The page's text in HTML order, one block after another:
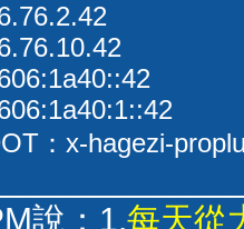
：x-hagezi-
說：1.每天從